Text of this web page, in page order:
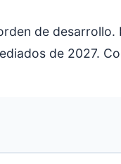
de desarrollo.
de 2027.